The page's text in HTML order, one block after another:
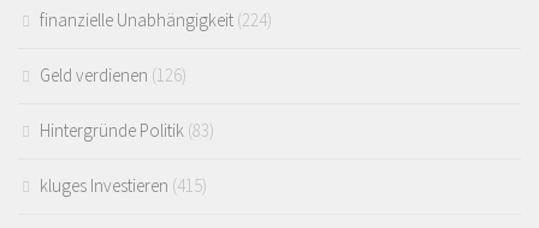
finanzielle Unabhängigkeit (224)
Geld verdienen (126)
Hintergründe Politik (83)
kluges Investieren (415)